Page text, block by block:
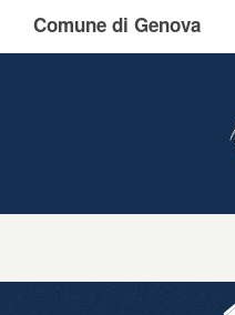
Comune di Genova